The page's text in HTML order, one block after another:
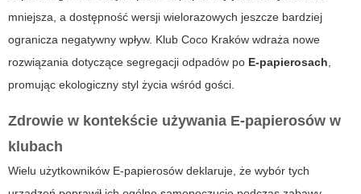
mniejsza, a dostępność wersji wielorazowych jeszcze bardziej
ogranicza negatywny wpływ. Klub Coco Kraków wdraża nowe
rozwiązania dotyczące segregacji odpadów po E-papierosach,
promując ekologiczny styl życia wśród gości.
Zdrowie w kontekście używania E-papierosów w
klubach
Wielu użytkowników E-papierosów deklaruje, że wybór tych